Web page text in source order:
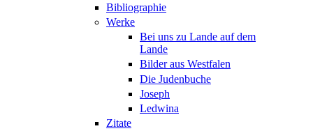
Bibliographie
Werke
Bei uns zu Lande auf dem
Lande
Bilder aus Westfalen
Die Judenbuche
Joseph
Ledwina
Zitate